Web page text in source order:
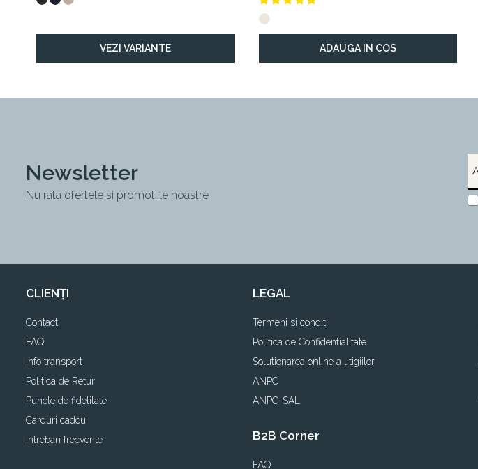
VEZI VARIANTE ADAUGA IN COS
Newsletter
Nu rata ofertele si promotiile noastre
CLIENȚI
Contact
FAQ
Info transport
Politica de Retur
Puncte de fidelitate
Carduri cadou
Intrebari frecvente
LEGAL
Termeni si conditii
Politica de Confidentialitate
Solutionarea online a litigiilor
ANPC
ANPC-SAL
B2B Corner
FAQ